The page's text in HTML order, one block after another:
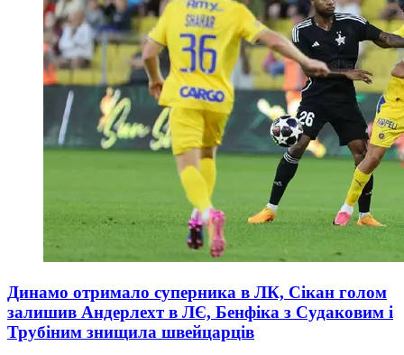
Динамо отримало суперника в ЛК, Сікан голом
залишив Андерлехт в ЛЄ, Бенфіка з Судаковим і
Трубіним знищила швейцарців